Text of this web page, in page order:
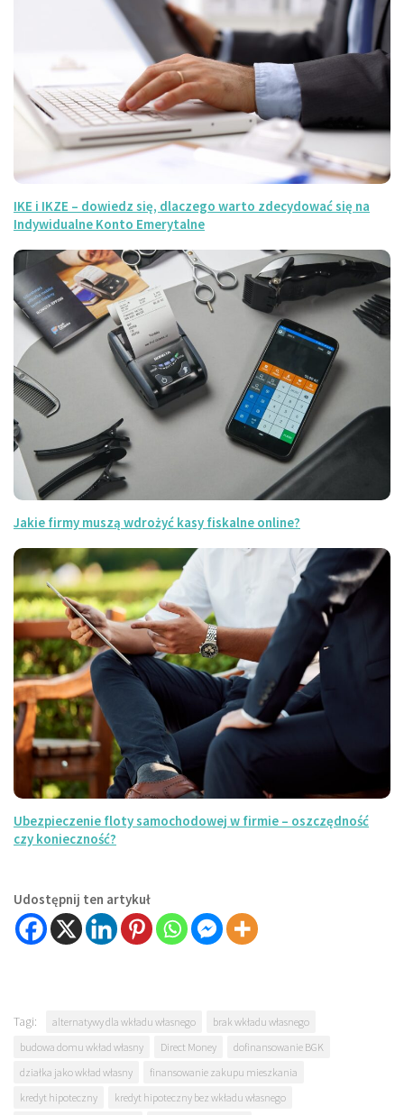
IKE i IKZE – dowiedz się, dlaczego warto zdecydować się na
Indywidualne Konto Emerytalne
Jakie firmy muszą wdrożyć kasy fiskalne online?
Ubezpieczenie floty samochodowej w firmie – oszczędność
czy konieczność?
Udostępnij ten artykuł
Tagi: alternatywy dla wkładu własnego
brak wkładu własnego
budowa domu wkład własny
Direct Money
dofinansowanie BGK
działka jako wkład własny
finansowanie zakupu mieszkania
kredyt hipoteczny
kredyt hipoteczny bez wkładu własnego